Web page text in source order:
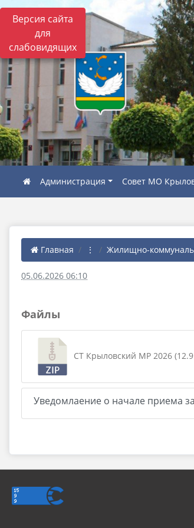
Версия сайта
для
слабовидящих
Администрация Совет МО
Главная ⋮ Жилищно-
05.06.2026 06:10
Файлы
СТ Крыловский МР 2026
Уведомлаение о начале приема